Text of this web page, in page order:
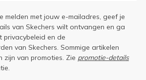
melden met jouw e-mailadres, geef je
van Skechers wilt ontvangen en ga
privacybeleid en de
van Skechers. Sommige artikelen
zijn van promoties. Zie promotie-details